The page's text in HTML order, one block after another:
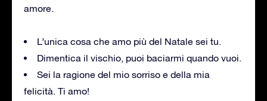
amore.
L’unica cosa che amo più del Natale sei tu.
Dimentica il vischio, puoi baciarmi quando vuoi.
Sei la ragione del mio sorriso e della mia
felicità. Ti amo!